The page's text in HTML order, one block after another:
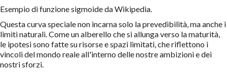
Esempio di funzione sigmoide da Wikipedia.
Questa curva speciale non incarna solo la prevedibilità, ma anche i
limiti naturali. Come un alberello che si allunga verso la maturità,
le ipotesi sono fatte su risorse e spazi limitati, che riflettono i
vincoli del mondo reale all'interno delle nostre ambizioni e dei
nostri sforzi.